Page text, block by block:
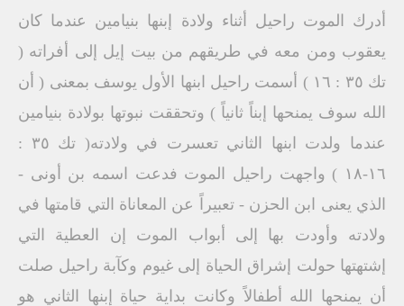
أدرك الموت راحيل أثناء ولادة إبنها بنيامين عندما كان
يعقوب ومن معه في طريقهم من بيت إيل إلى أفراته (
تك ٣٥ : ١٦ ) أسمت راحيل ابنها الأول يوسف بمعنى ( أن
الله سوف يمنحها إبناً ثانياً ) وتحققت نبوتها بولادة بنيامين
عندما ولدت ابنها الثاني تعسرت في ولادته( تك ٣٥ :
۱٦-۱۸ ) واجهت راحيل الموت فدعت اسمه بن أونى -
الذي يعنى ابن الحزن - تعبيراً عن المعاناة التي قامتها في
ولادته وأودت بها إلى أبواب الموت إن العطية التي
إشتهتها حولت إشراق الحياة إلى غيوم وكآبة راحيل صلت
أن يمنحها الله أطفالاً وكانت بداية حياة إبنها الثاني هو